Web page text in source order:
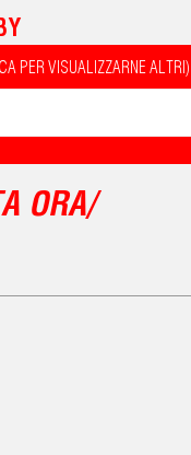
PER VISUALIZZARNE ALTRI)
ORA/